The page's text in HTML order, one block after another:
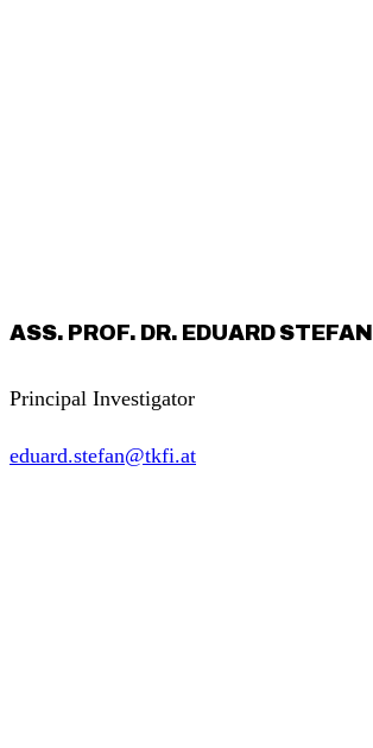
ASS. PROF. DR. EDUARD STEFAN
Principal Investigator
eduard.stefan@tkfi.at